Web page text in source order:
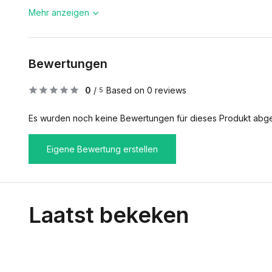
Mehr anzeigen
Bewertungen
0 / 5 Based on 0 reviews
Es wurden noch keine Bewertungen für dieses Produkt
Eigene Bewertung erstellen
Laatst bekeken